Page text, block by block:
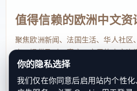
值得信赖的欧洲中文资
聚焦欧洲新闻、法国生活、华人社区
点，提供及时、真实、实用的中文资
速了解欧洲动态。
contact@xinouzhou.com
你的隐私选择
我们仅在你同意后启用站内个性